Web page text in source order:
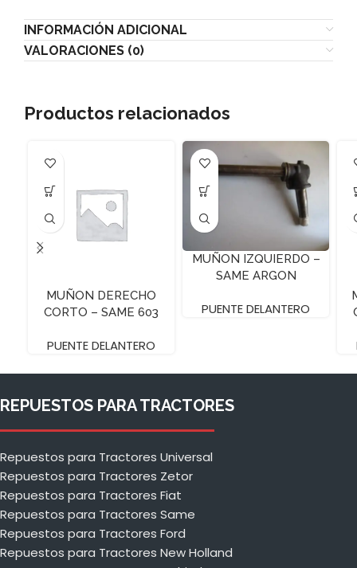
INFORMACIÓN ADICIONAL
VALORACIONES (0)
Productos relacionados
MUÑON DERECHO
CORTO – SAME 603
PUENTE DELANTERO
MUÑON IZQUIERDO –
SAME ARGON
PUENTE DELANTERO
REPUESTOS PARA TRACTORES
Repuestos para Tractores Universal
Repuestos para Tractores Zetor
Repuestos para Tractores Fiat
Repuestos para Tractores Same
Repuestos para Tractores Ford
Repuestos para Tractores New Holland